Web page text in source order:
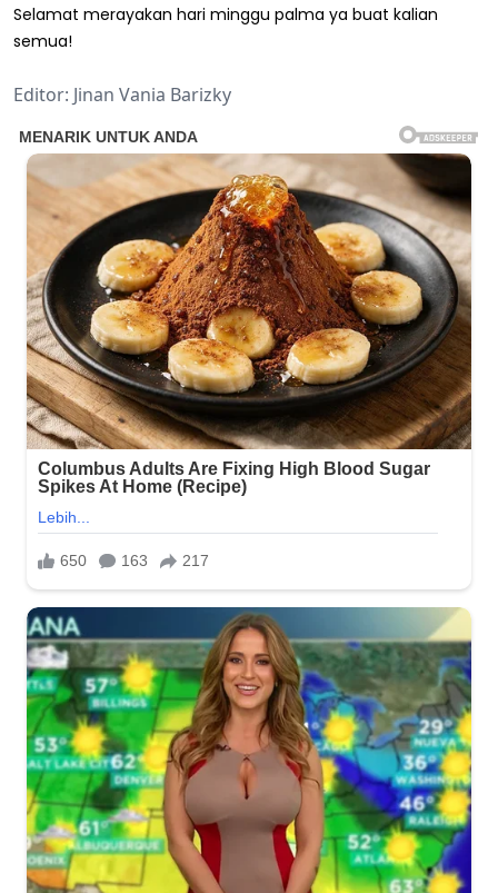
Selamat merayakan hari minggu palma ya buat kalian
semua!
Editor: Jinan Vania Barizky